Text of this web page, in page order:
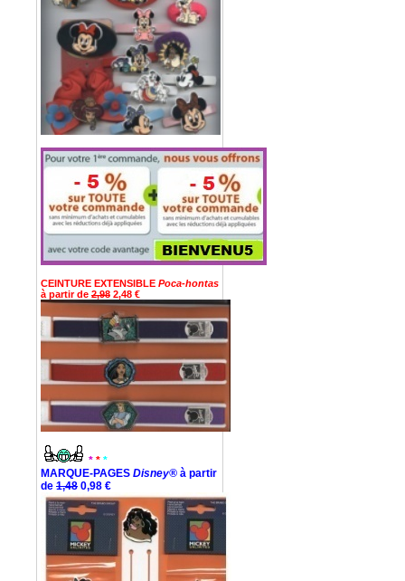
CEINTURE EXTENSIBLE Poca-hontas
à partir de 2,98 2,48 €
* * *
MARQUE-PAGES Disney® à partir
de 1,48 0,98 €